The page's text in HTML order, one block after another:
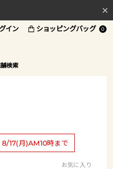
イン ショッピングバッグ 0
検索
17(月)AM10時まで
お気に入り